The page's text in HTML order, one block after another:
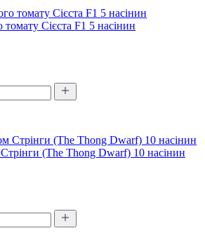
Сієста F1 5 насінин
(The Thong Dwarf) 10 насінин